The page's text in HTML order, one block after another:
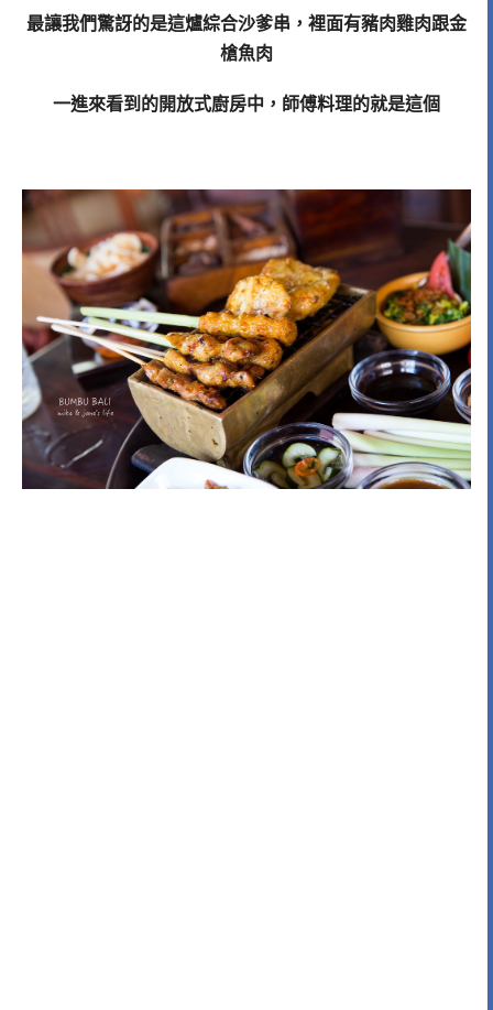
最讓我們驚訝的是這爐綜合沙爹串，裡面有豬肉雞肉跟金
槍魚肉
一進來看到的開放式廚房中，師傅料理的就是這個